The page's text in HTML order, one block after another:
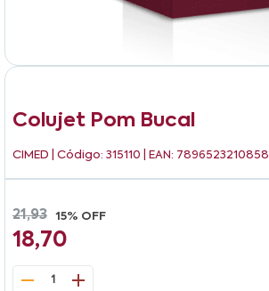
Colujet Pom Bucal
CIMED | Código: 315110 | EAN: 7896523210858
21,93 15% OFF
18,70
1